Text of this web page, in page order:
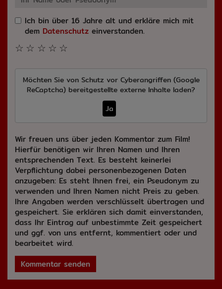
Ich bin über 16 Jahre alt und erkläre mich mit
dem Datenschutz einverstanden.
☆
☆
☆
☆
☆
Möchten Sie von Schutz vor Cyberangriffen (Google
ReCaptcha) bereitgestellte externe Inhalte laden?
Ja
Wir freuen uns über jeden Kommentar zum Film!
Hierfür benötigen wir Ihren Namen und Ihren
entsprechenden Text. Es besteht keinerlei
Verpflichtung dabei personenbezogenen Daten
anzugeben: Es steht Ihnen frei, ein Pseudonym zu
verwenden und Ihren Namen nicht Preis zu geben.
Ihre Angaben werden verschlüsselt übertragen und
gespeichert. Sie erklären sich damit einverstanden,
dass Ihr Eintrag auf unbestimmte Zeit gespeichert
und ggf. von uns entfernt, kommentiert oder und
bearbeitet wird.
Kommentar senden